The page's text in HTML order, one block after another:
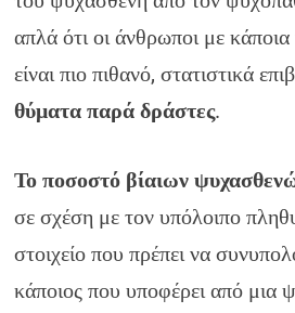
απλά ότι οι άνθρωποι με
είναι πιο πιθανό, στατιστικά
θύματα παρά δράστες.
Το ποσοστό βίαιων
σε σχέση με τον υπόλοιπο
στοιχείο που πρέπει να
κάποιος που υποφέρει από μια